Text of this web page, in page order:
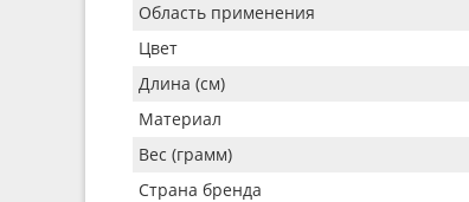
Область применения
Цвет
Длина (см)
Материал
Вес (грамм)
Страна бренда